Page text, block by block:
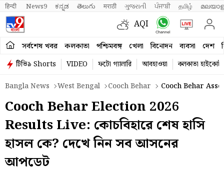
हिन्दी News9 ಕನ್ನಡ తెలుగు मराठी ગુજરાતી ਪੰਜਾਬੀ தமிழ்
AQI
সর্বশেষ খবর কলকাতা পশ্চিমবঙ্গ খেলা বিনোদন ব্যবসা দেশ
টিভি৯ Shorts VIDEO ফটো গ্যালারি আবহাওয়া
কলকাতা হাইকোর্ট
Bangla News
West Bengal Cooch Behar Cooch Behar
Cooch Behar Election 2026
Results Live: কোচবিহারে শেষ হাসি
হাসল কে? দেখে নিন সব আসনের
আপডেট